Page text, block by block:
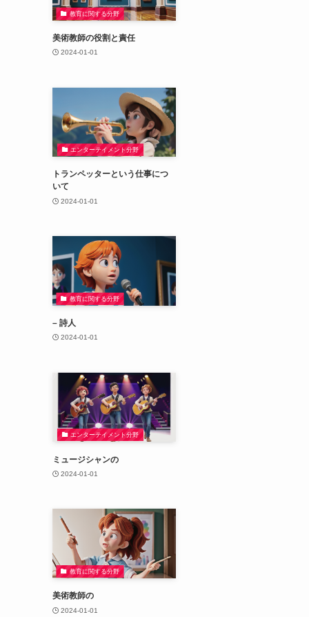
教育に関する分野
美術教師の役割と責任
2024-01-01
エンターテイメント分野
トランペッターという仕事につ
いて
2024-01-01
教育に関する分野
– 詩人
2024-01-01
エンターテイメント分野
ミュージシャンの
2024-01-01
教育に関する分野
美術教師の
2024-01-01